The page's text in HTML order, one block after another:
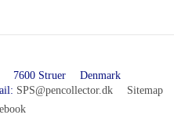
7600 Struer
Denmark
: SPS@pencollector.dk
Sitemap